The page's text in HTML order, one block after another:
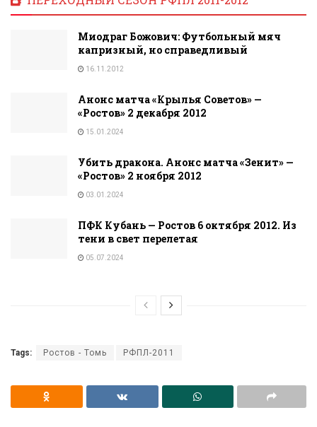
Миодраг Божович: Футбольный мяч
капризный, но справедливый
16.11.2012
Анонс матча «Крылья Советов» —
«Ростов» 2 декабря 2012
15.01.2024
Убить дракона. Анонс матча «Зенит» —
«Ростов» 2 ноября 2012
03.01.2024
ПФК Кубань — Ростов 6 октября 2012. Из
тени в свет перелетая
05.07.2024
Tags: Ростов - Томь РФПЛ-2011